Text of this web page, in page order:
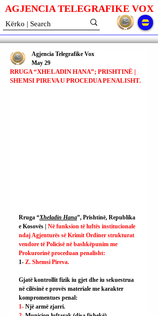
AGJENCIA TELEGRAFIKE VOX
RRUGA “XHELADIN HANA”; PRISHTINË |
SHEMSI PIREVA U PROCEDUA PENALISHT.
Agjencia Telegrafike Vox
May 29
Rruga “Xheladin Hana”, Prishtinë, Republika
e Kosovës |
Në funksion të luftës institucionale
ndaj Agjenturës së Krimit Ordiner strukturat
vendore të Policisë në bashkëpunim me
Prokurorinë proceduan penalisht:
1- Z. Shemsi Pireva.
Gjatë kontrollit fizik iu gjet dhe iu sekuestrua
në cilësinë e provës materiale me karakter
kompromentues penal:
1- Një armë zjarri.